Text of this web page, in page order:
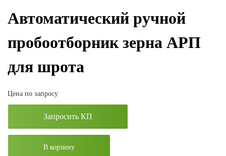
Автоматический ручной
пробоотборник зерна АРП
для шрота
Цена по запросу
Запросить КП
В корзину